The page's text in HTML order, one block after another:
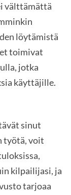
välttämättä
löytämistä
toimivat
jotka
käyttäjille.
sinut
työtä, voit
kilpailijasi, ja
tarjoaa